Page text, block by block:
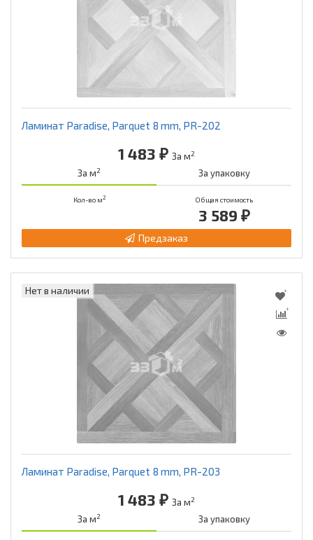
Ламинат Paradise, Parquet 8 mm, PR-202
1 483 ₽ За м2
За м2 За упаковку
Кол-во м2 Общая стоимость
3 589 ₽
Предзаказ
Нет в наличии
Ламинат Paradise, Parquet 8 mm, PR-203
1 483 ₽ За м2
За м2 За упаковку